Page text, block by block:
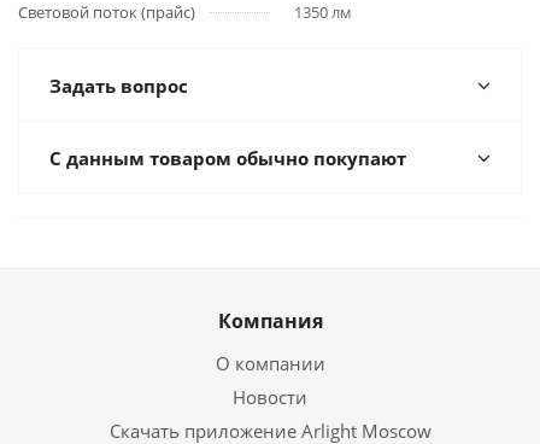
Световой поток (прайс)
1350 лм
Задать вопрос
С данным товаром обычно покупают
Компания
О компании
Новости
Скачать приложение Arlight Moscow